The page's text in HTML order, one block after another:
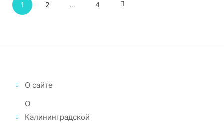
1 2 … 4
О сайте
О
Калининградской